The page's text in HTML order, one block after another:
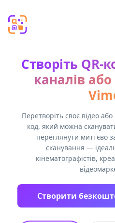
Створіть QR-
каналів
Перетворіть своє відео
код, який можна
переглянути миттєво
сканування —
кінематографістів,
Створити